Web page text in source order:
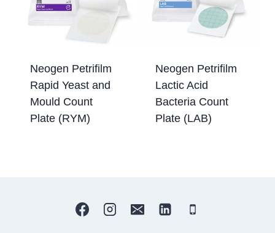
Neogen Petrifilm
Rapid Yeast and
Mould Count
Plate (RYM)
Neogen Petrifilm
Lactic Acid
Bacteria Count
Plate (LAB)